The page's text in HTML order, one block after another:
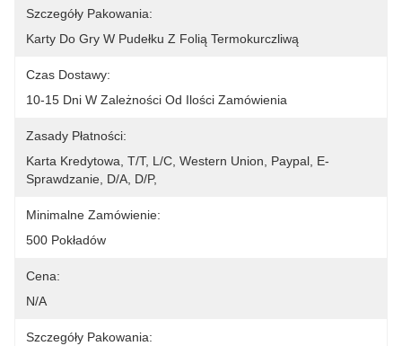
Szczegóły Pakowania:
Karty Do Gry W Pudełku Z Folią Termokurczliwą
Czas Dostawy:
10-15 Dni W Zależności Od Ilości Zamówienia
Zasady Płatności:
Karta Kredytowa, T/T, L/C, Western Union, Paypal, E-
Sprawdzanie, D/A, D/P,
Minimalne Zamówienie:
500 Pokładów
Cena:
N/A
Szczegóły Pakowania: